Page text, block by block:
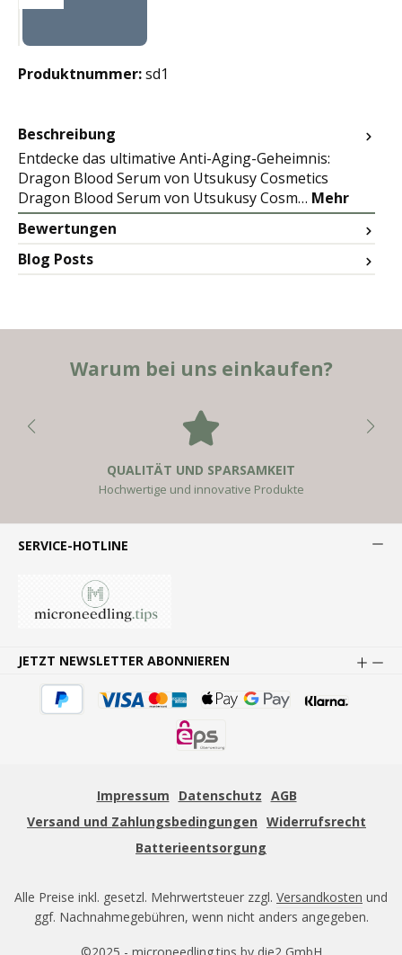
Produktnummer:sd1
Beschreibung
Entdecke das ultimative Anti-Aging-Geheimnis:
Dragon Blood Serum von Utsukusy Cosmetics
Dragon Blood Serum von Utsukusy Cosm… Mehr
Bewertungen
Blog Posts
Warum bei uns einkaufen?
QUALITÄT UND SPARSAMKEIT
Hochwertige und innovative Produkte
SERVICE-HOTLINE
JETZT NEWSLETTER ABONNIEREN
Impressum Datenschutz AGB
Versand und Zahlungsbedingungen Widerrufsrecht
Batterieentsorgung
Alle Preise inkl. gesetzl. Mehrwertsteuer zzgl. Versandkosten und
ggf. Nachnahmegebühren, wenn nicht anders angegeben.